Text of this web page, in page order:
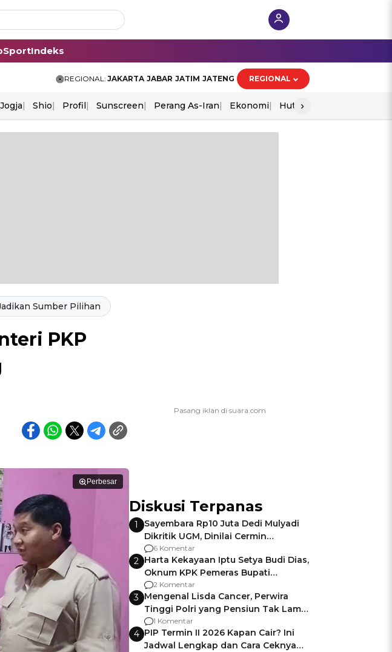
SportIndeks
REGIONAL: JAKARTA JABAR JATIM JATENG REGIONAL
Jogja Shio Profil Sunscreen Perang As-Iran Ekonomi Hut Ri
›
Sumber Pilihan
PKP
Perbesar
Diskusi Terpanas
1
Sayembara Rp10 Juta Dedi Mulyadi
Dikritik UGM, Dinilai Cermin
Gagalnya Negara Jamin Keamanan
6 Komentar
2 Harta Kekayaan Iptu Setya Budi Dias,
Oknum KPK Pemeras Bupati
Pemalang
2 Komentar
3 Mengenal Lisda Cancer, Perwira
Tinggi Polri yang Pensiun Tak Lama
Usai Jadi Brigjen
1 Komentar
4 PIP Termin II 2026 Kapan Cair? Ini
Jadwal Lengkap dan Cara Ceknya